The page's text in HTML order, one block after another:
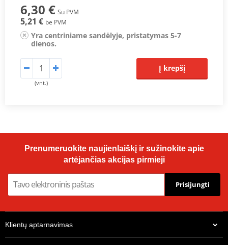
6,30 € Su PVM
5,21 € be PVM
Yra centriniame sandėlyje, pristatymas 5-7
dienos.
(vnt.)
Į krepšį
Prenumeruokite naujienlaiškį ir sužinokite apie
artėjančias akcijas pirmieji
Prisijungti
Klientų aptarnavimas